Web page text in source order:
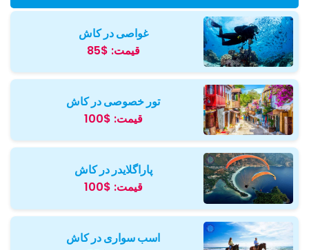
غواصی در کاش
قیمت: $85
تور خصوصی در کاش
قیمت: $100
پاراگلایدر در کاش
قیمت: $100
اسب سواری در کاش